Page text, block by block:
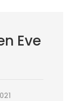
Eve